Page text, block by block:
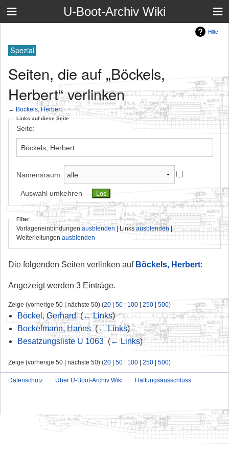
U-Boot-Archiv Wiki
Hilfe
Spezial
Seiten, die auf „Böckels,
Herbert“ verlinken
← Böckels, Herbert
Links auf diese Seite
Seite:
Namensraum:
Auswahl umkehren
Filter
Vorlageneinbindungen ausblenden| Linksausblenden|
Weiterleitungen ausblenden
Die folgenden Seiten verlinken auf Böckels, Herbert:
Angezeigt werden 3 Einträge.
Zeige (vorherige 50 | nächste 50) (20 | 50 | 100 | 250 | 500)
Böckel, Gerhard‎(← Links)
Bockelmann, Hanns‎(← Links)
Besatzungsliste U 1063‎ (← Links)
Zeige (vorherige 50 | nächste 50) (20 | 50 | 100 | 250 | 500)
Datenschutz Über U-Boot-Archiv Wiki Haftungsausschluss